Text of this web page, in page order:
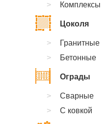
Комплексы
Цоколя
Гранитные
Бетонные
Ограды
Сварные
С ковкой